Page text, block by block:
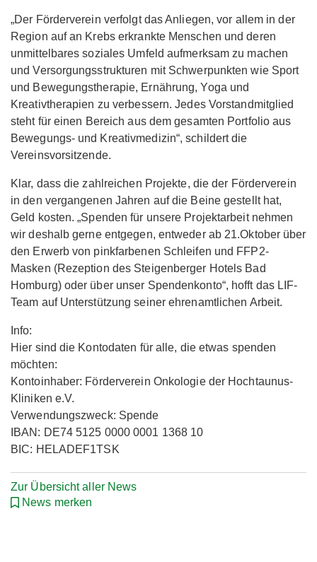
„Der Förderverein verfolgt das Anliegen, vor allem in der
Region auf an Krebs erkrankte Menschen und deren
unmittelbares soziales Umfeld aufmerksam zu machen
und Versorgungsstrukturen mit Schwerpunkten wie Sport
und Bewegungstherapie, Ernährung, Yoga und
Kreativtherapien zu verbessern. Jedes Vorstandmitglied
steht für einen Bereich aus dem gesamten Portfolio aus
Bewegungs- und Kreativmedizin“, schildert die
Vereinsvorsitzende.
Klar, dass die zahlreichen Projekte, die der Förderverein
in den vergangenen Jahren auf die Beine gestellt hat,
Geld kosten. „Spenden für unsere Projektarbeit nehmen
wir deshalb gerne entgegen, entweder ab 21.Oktober über
den Erwerb von pinkfarbenen Schleifen und FFP2-
Masken (Rezeption des Steigenberger Hotels Bad
Homburg) oder über unser Spendenkonto“, hofft das LIF-
Team auf Unterstützung seiner ehrenamtlichen Arbeit.
Info:
Hier sind die Kontodaten für alle, die etwas spenden
möchten:
Kontoinhaber: Förderverein Onkologie der Hochtaunus-
Kliniken e.V.
Verwendungszweck: Spende
IBAN: DE74 5125 0000 0001 1368 10
BIC: HELADEF1TSK
Zur Übersicht aller News
News merken